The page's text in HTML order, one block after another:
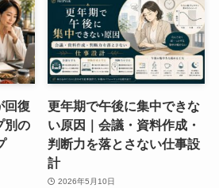
回復
別の
更年期で午後に集中できな
い原因｜会議・資料作成・
判断力を落とさない仕事設
計
2026年5月10日